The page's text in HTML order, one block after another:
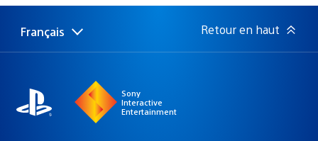
publication
Choisir
une
Région
actuelle
Français Retour en haut
Sony
Interactive
Entertainment